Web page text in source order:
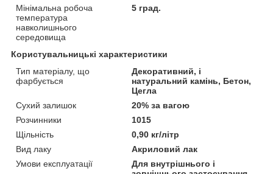
Мінімальна робоча
температура
навколишнього
середовища
5 град.
Користувальницькі характеристики
Тип матеріалу, що
фарбується
Декоративний, і
натуральний камінь, Бетон,
Цегла
Сухий залишок
20% за вагою
Розчинники
1015
Щільність
0,90 кг/літр
Вид лаку
Акриловий лак
Умови експлуатації
Для внутрішнього і